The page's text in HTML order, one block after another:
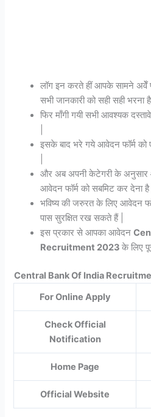
लॉग इन करते हीं आपके सामने अवेँ
सभी जानकारी को सही सही भरना है |
फिर माँगी गयी सभी आवश्यक
इसके बाद भरे गये आवेदन फॉर्म को
और अब अपनी केटेगरी के
आवेदन फॉर्म को सबमिट कर देना है |
भविष्य की जरुरत के लिए आवेदन
पास सुरक्षित रख सकते हैं |
इस प्रकार से आपका आवेदन
Recruitment 2023के लिए
Central Bank Of India
For Online Apply
Check Official
Notification
Home Page
Official Website